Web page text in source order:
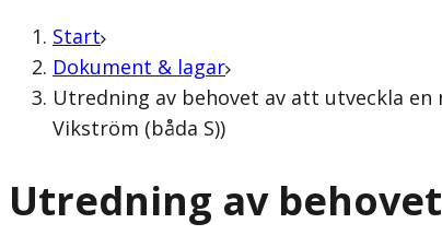
Start
Dokument & lagar
Utredning av behovet av att utveckla
Vikström (båda S))
Utredning av